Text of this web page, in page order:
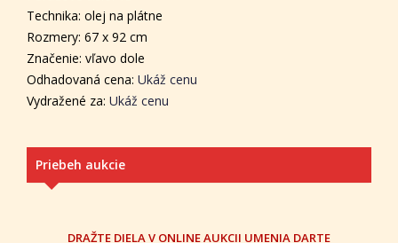
Technika: olej na plátne
Rozmery: 67 x 92 cm
Značenie: vľavo dole
Odhadovaná cena: Ukáž cenu
Vydražené za: Ukáž cenu
Priebeh aukcie
DRAŽTE DIELA V ONLINE AUKCII UMENIA DARTE